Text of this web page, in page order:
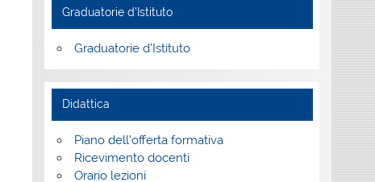
Graduatorie d’Istituto
Graduatorie d’Istituto
Didattica
Piano dell’offerta formativa
Ricevimento docenti
Orario lezioni